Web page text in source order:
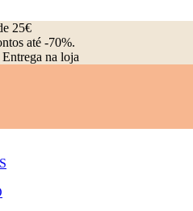
25€
até -70%.
na loja